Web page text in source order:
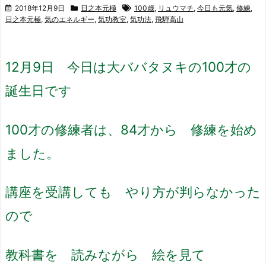
2018年12月9日 日之本元極 100歳, リュウマチ, 今日も元気, 修練,
日之本元極, 気のエネルギー, 気功教室, 気功法, 飛騨高山
12月9日 今日は大ババタヌキの100才の
誕生日です
100才の修練者は、84才から 修練を始め
ました。
講座を受講しても やり方が判らなかった
ので
教科書を 読みながら 絵を見て